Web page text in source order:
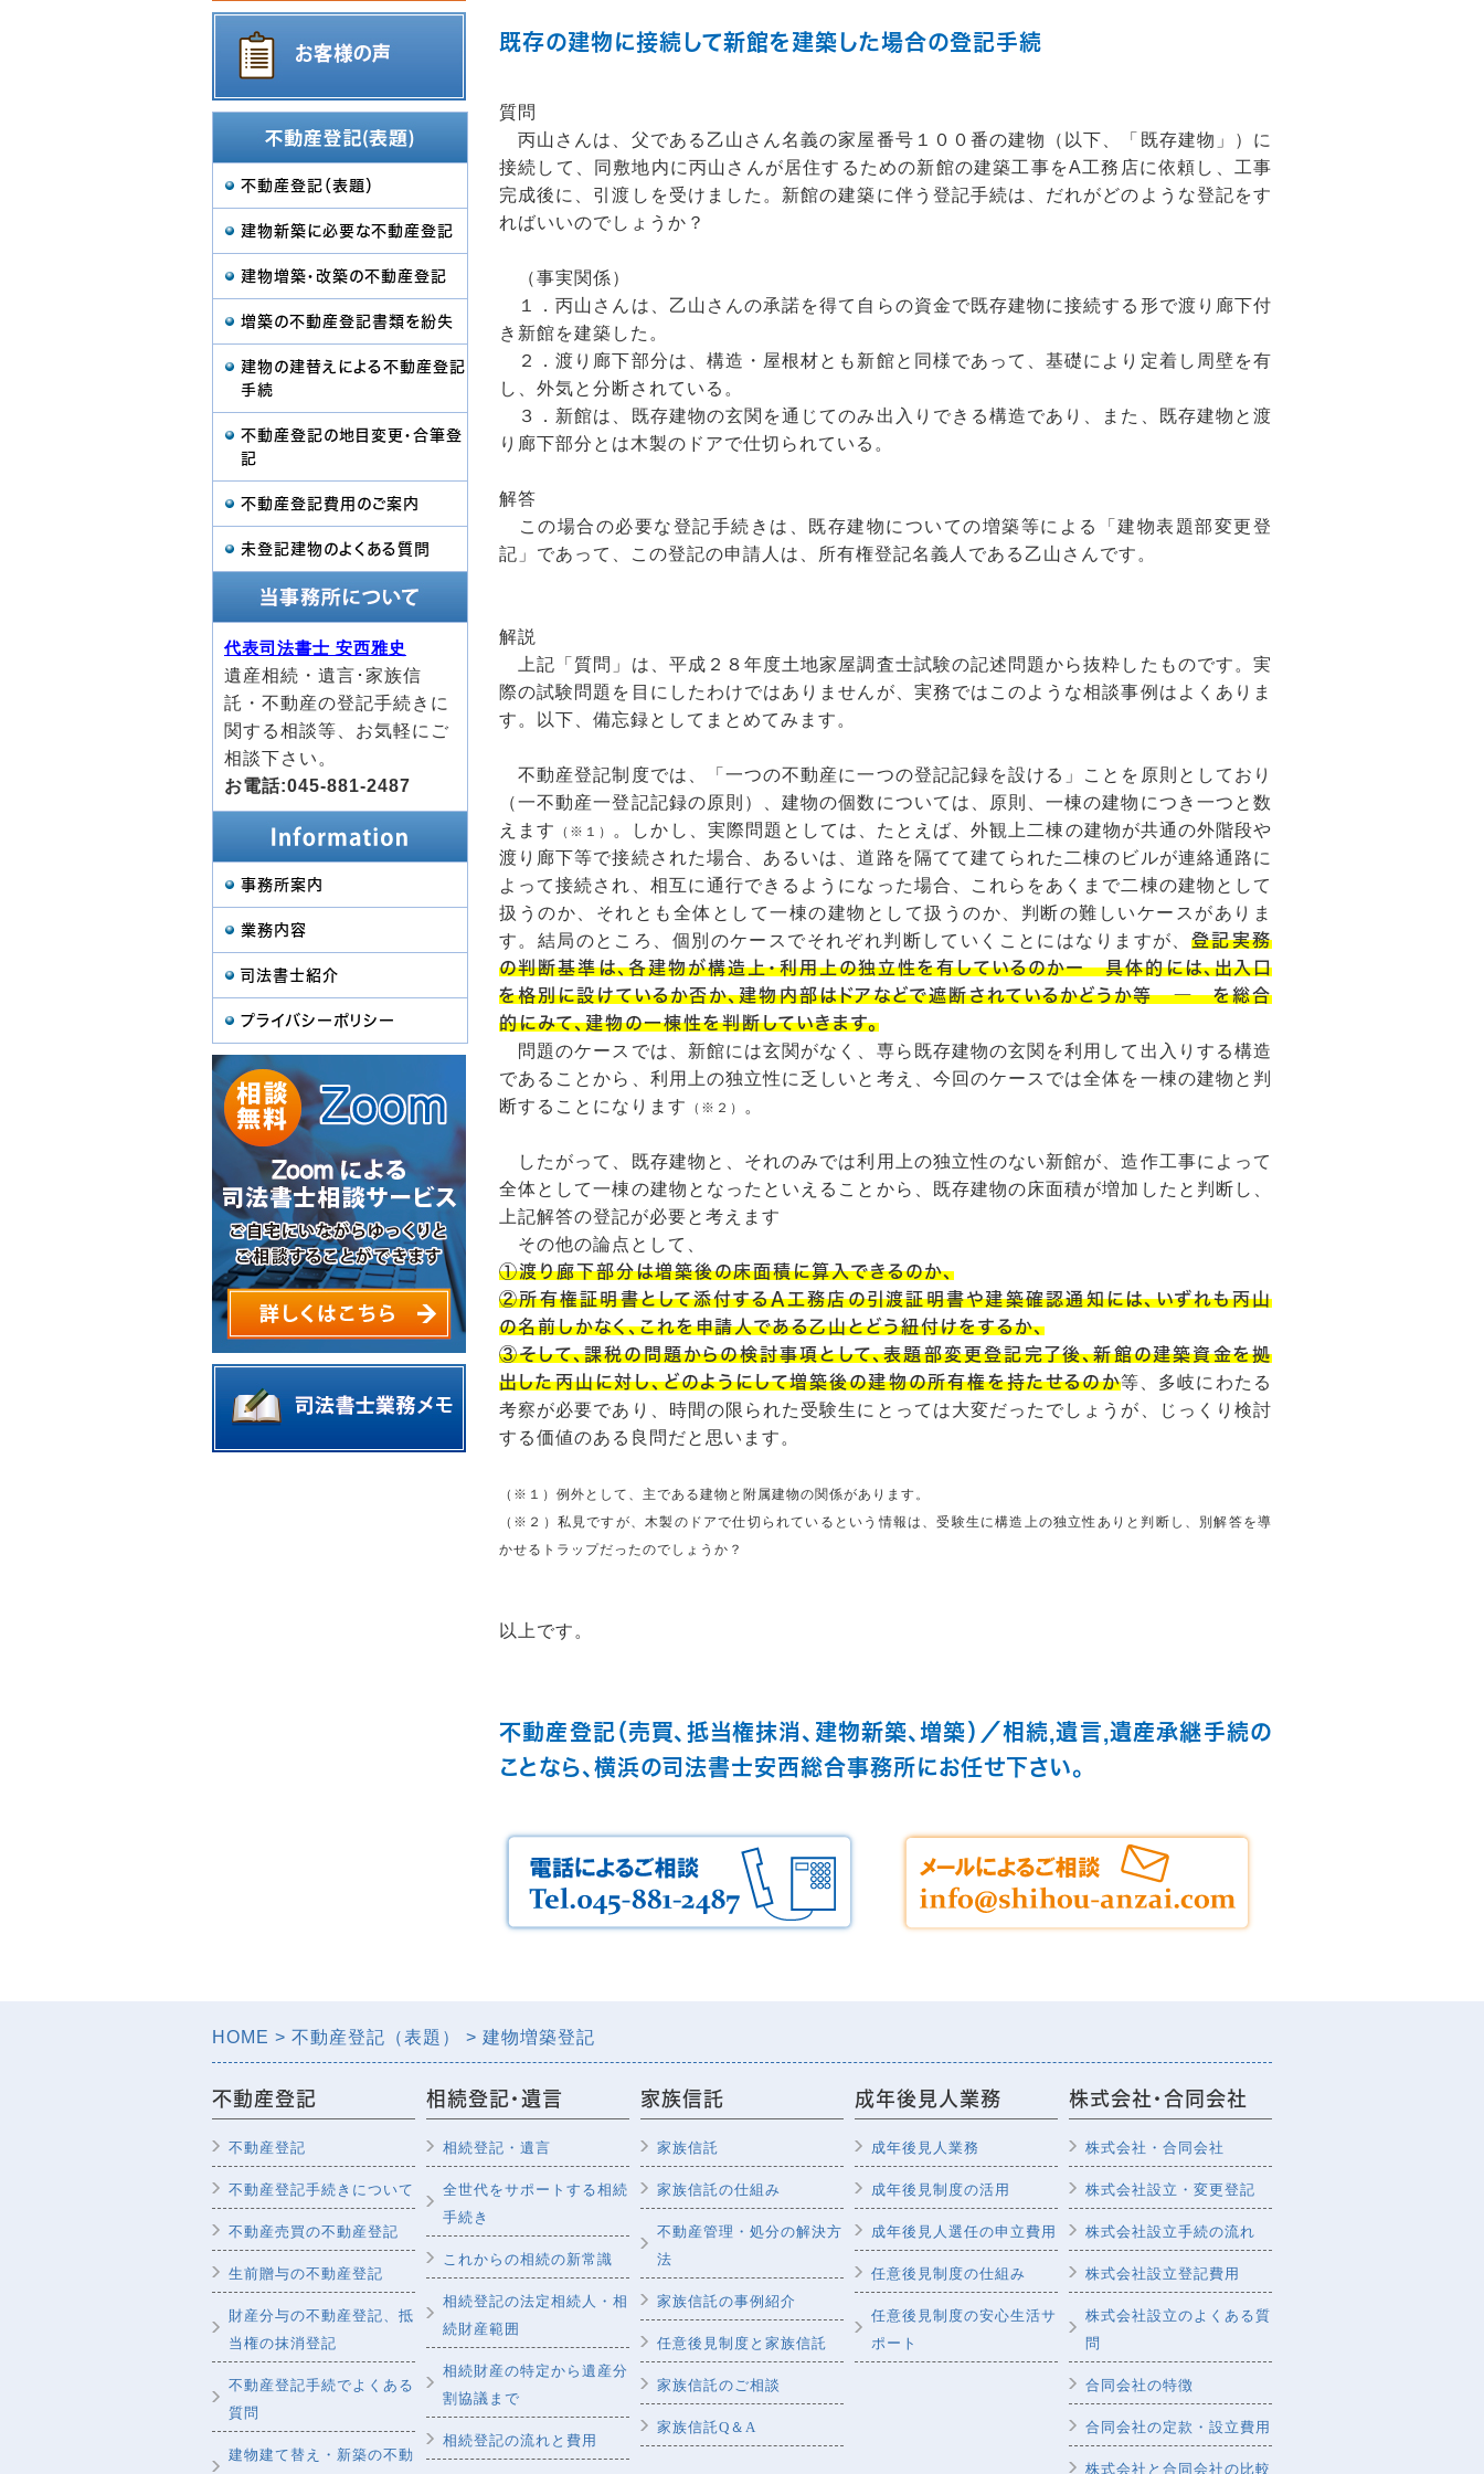
不動産登記（表題）
建物新築に必要な不動産登記
建物増築・改築の不動産登記
増築の不動産登記書類を紛失
建物の建替えによる不動産登記
手続
不動産登記の地目変更・合筆登
記
不動産登記費用のご案内
未登記建物のよくある質問
代表司法書士 安西雅史
遺産相続・遺言･家族信
託・不動産の登記手続きに
関する相談等、お気軽にご
相談下さい。
お電話:045-881-2487
事務所案内
業務内容
司法書士紹介
プライバシーポリシー
既存の建物に接続して新館を建築した場合の登記手続
質問
丙山さんは、父である乙山さん名義の家屋番号１００番の建物（以下、「既存建物」）に
接続して、同敷地内に丙山さんが居住するための新館の建築工事をA工務店に依頼し、工事
完成後に、引渡しを受けました。新館の建築に伴う登記手続は、だれがどのような登記をす
ればいいのでしょうか？
（事実関係）
１．丙山さんは、乙山さんの承諾を得て自らの資金で既存建物に接続する形で渡り廊下付
き新館を建築した。
２．渡り廊下部分は、構造・屋根材とも新館と同様であって、基礎により定着し周壁を有
し、外気と分断されている。
３．新館は、既存建物の玄関を通じてのみ出入りできる構造であり、また、既存建物と渡
り廊下部分とは木製のドアで仕切られている。
解答
この場合の必要な登記手続きは、既存建物についての増築等による「建物表題部変更登
記」であって、この登記の申請人は、所有権登記名義人である乙山さんです。
解説
上記「質問」は、平成２８年度土地家屋調査士試験の記述問題から抜粋したものです。実
際の試験問題を目にしたわけではありませんが、実務ではこのような相談事例はよくありま
す。以下、備忘録としてまとめてみます。
不動産登記制度では、「一つの不動産に一つの登記記録を設ける」ことを原則としており
（一不動産一登記記録の原則）、建物の個数については、原則、一棟の建物につき一つと数
えます
（※１）
。しかし、実際問題としては、たとえば、外観上二棟の建物が共通の外階段や
渡り廊下等で接続された場合、あるいは、道路を隔てて建てられた二棟のビルが連絡通路に
よって接続され、相互に通行できるようになった場合、これらをあくまで二棟の建物として
扱うのか、それとも全体として一棟の建物として扱うのか、判断の難しいケースがありま
す。結局のところ、個別のケースでそれぞれ判断していくことにはなりますが、 登記実務
の判断基準は、各建物が構造上・利用上の独立性を有しているのかー 具体的には、出入口
を格別に設けているか否か、建物内部はドアなどで遮断されているかどうか等 ― を総合
的にみて、建物の一棟性を判断していきます。
問題のケースでは、新館には玄関がなく、専ら既存建物の玄関を利用して出入りする構造
であることから、利用上の独立性に乏しいと考え、今回のケースでは全体を一棟の建物と判
断することになります
（※２） 。
したがって、既存建物と、それのみでは利用上の独立性のない新館が、造作工事によって
全体として一棟の建物となったといえることから、既存建物の床面積が増加したと判断し、
上記解答の登記が必要と考えます
その他の論点として、
①渡り廊下部分は増築後の床面積に算入できるのか、
②所有権証明書として添付するA工務店の引渡証明書や建築確認通知には、いずれも丙山
の名前しかなく、これを申請人である乙山とどう紐付けをするか、
③そして、課税の問題からの検討事項として、表題部変更登記完了後、新館の建築資金を拠
出した丙山に対し、どのようにして増築後の建物の所有権を持たせるのか等、多岐にわたる
考察が必要であり、時間の限られた受験生にとっては大変だったでしょうが、じっくり検討
する価値のある良問だと思います。
（※１）例外として、主である建物と附属建物の関係があります。
（※２）私見ですが、木製のドアで仕切られているという情報は、受験生に構造上の独立性ありと判断し、別解答を導
かせるトラップだったのでしょうか？
以上です。
不動産登記（売買、抵当権抹消、建物新築、増築）／相続,遺言,遺産承継手続の
ことなら、横浜の司法書士安西総合事務所にお任せ下さい。
HOME 不動産登記（表題） 建物増築登記
不動産登記
不動産登記
不動産登記手続きについて
不動産売買の不動産登記
生前贈与の不動産登記
財産分与の不動産登記、抵
当権の抹消登記
不動産登記手続でよくある
質問
建物建て替え・新築の不動
相続登記・遺言
相続登記・遺言
全世代をサポートする相続
手続き
これからの相続の新常識
相続登記の法定相続人・相
続財産範囲
相続財産の特定から遺産分
割協議まで
相続登記の流れと費用
家族信託
家族信託
家族信託の仕組み
不動産管理・処分の解決方
法
家族信託の事例紹介
任意後見制度と家族信託
家族信託のご相談
家族信託Q＆A
成年後見人業務
成年後見人業務
成年後見制度の活用
成年後見人選任の申立費用
任意後見制度の仕組み
任意後見制度の安心生活サ
ポート
株式会社・合同会社
株式会社・合同会社
株式会社設立・変更登記
株式会社設立手続の流れ
株式会社設立登記費用
株式会社設立のよくある質
問
合同会社の特徴
合同会社の定款・設立費用
株式会社と合同会社の比較